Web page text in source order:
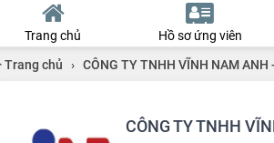
Trang chủ Hồ sơ ứng viên
Trang chủ › CÔNG TY TNHH VĨNH NAM ANH
CÔNG TY TNHH